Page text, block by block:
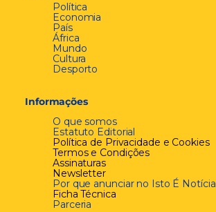
Política
Economia
País
África
Mundo
Cultura
Desporto
Informações
O que somos
Estatuto Editorial
Política de Privacidade e Cookies
Termos e Condições
Assinaturas
Newsletter
Por que anunciar no Isto É Notícia
Ficha Técnica
Parceria